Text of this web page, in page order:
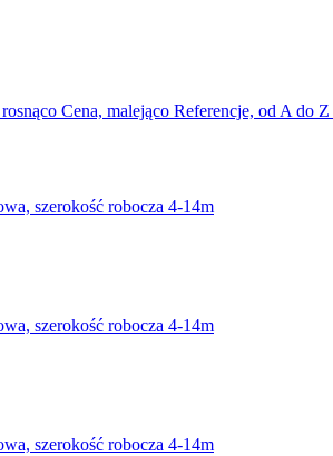
Cena, malejąco Referencje, od A do Z